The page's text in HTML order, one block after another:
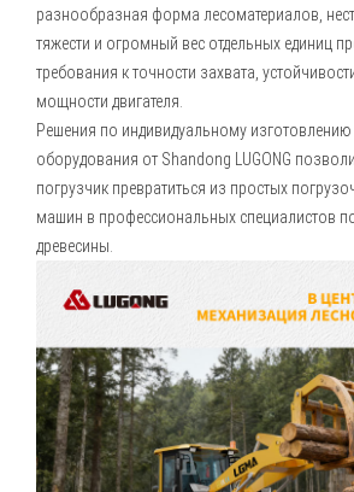
разнообразная форма лесоматериалов,
тяжести и огромный вес отдельных единиц
требования к точности захвата,
мощности двигателя.
Решения по индивидуальному изготовлению
оборудования от Shandong LUGONG
погрузчик превратиться из простых
машин в профессиональных специалистов
древесины.